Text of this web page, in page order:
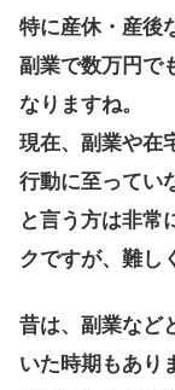
特に産休・産後
副業で数万円で
なりますね。
現在、副業や在
行動に至ってい
と言う方は非常
クですが、難し
昔は、副業など
いた時期もあり